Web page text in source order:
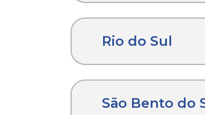
Rio do Sul
São Bento do